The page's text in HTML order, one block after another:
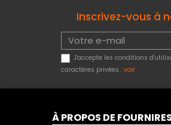
Inscrivez-vous à
J'accepte les conditions
caractères privées : voir
À PROPOS DE